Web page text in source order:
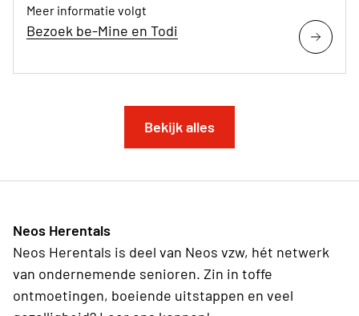
Meer informatie volgt
Bezoek be-Mine en Todi
Bekijk alles
Neos Herentals
Neos Herentals is deel van Neos vzw, hét netwerk
van ondernemende senioren. Zin in toffe
ontmoetingen, boeiende uitstappen en veel